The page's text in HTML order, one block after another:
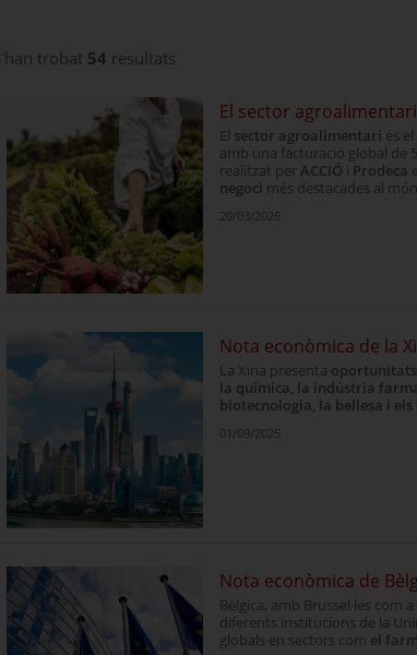
trobat 54 resultats
El sector
El sector agroalimentari és el
amb una facturació global de
realitzat perACCIÓ i Prodeca
negoci més destacades al
20/03/2026
Nota econòmica de la
La Xina presenta oportunitats
la química, la indústria
biotecnologia, la bellesa i els
01/09/2025
Nota econòmica de
Bèlgica, amb Brussel·les com
diferents institucions de la
globals en sectors com el